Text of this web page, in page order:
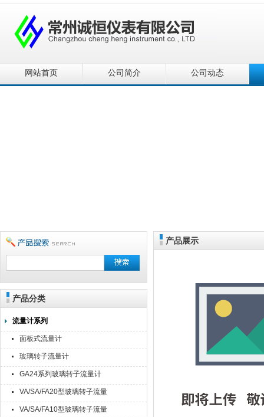
网站首页 公司简介 公司动态
产品分类
流量计系列
面板式流量计
玻璃转子流量计
GA24系列玻璃转子流量计
VA/SA/FA20型玻璃转子流量
计
VA/SA/FA10型玻璃转子流量
产品展示